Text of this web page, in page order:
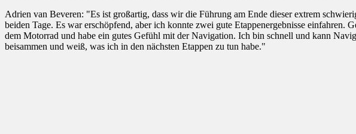
Adrien van Beveren: "Es ist großartig, dass wir die Führung am Ende dieser extrem
beiden Tage. Es war erschöpfend, aber ich konnte zwei gute Etappenergebnisse
dem Motorrad und habe ein gutes Gefühl mit der Navigation. Ich bin schnell und kann
beisammen und weiß, was ich in den nächsten Etappen zu tun habe."